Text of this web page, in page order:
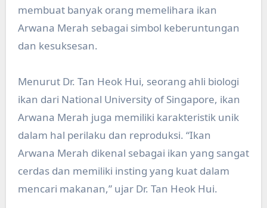
membuat banyak orang memelihara ikan
Arwana Merah sebagai simbol keberuntungan
dan kesuksesan.
Menurut Dr. Tan Heok Hui, seorang ahli biologi
ikan dari National University of Singapore, ikan
Arwana Merah juga memiliki karakteristik unik
dalam hal perilaku dan reproduksi. “Ikan
Arwana Merah dikenal sebagai ikan yang sangat
cerdas dan memiliki insting yang kuat dalam
mencari makanan,” ujar Dr. Tan Heok Hui.